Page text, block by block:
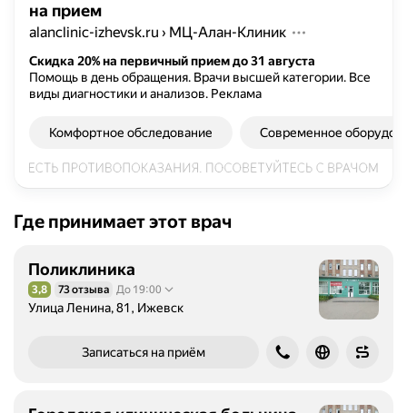
на прием
alanclinic-izhevsk.ru › МЦ-Алан-Клиник
Скидка 20% на первичный прием до 31 августа
Помощь в день обращения. Врачи высшей категории. Все
виды диагностики и анализов. Реклама
Комфортное обследование Современное
Где принимает этот врач
Поликлиника
Рейтинг 3,8 из 5
3,8 73 отзыва До 19:00
Улица Ленина, 81, Ижевск
Записаться на приём